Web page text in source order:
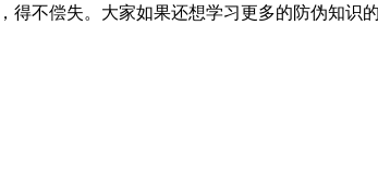
得不偿失。大家如果还想学习更多的防伪知